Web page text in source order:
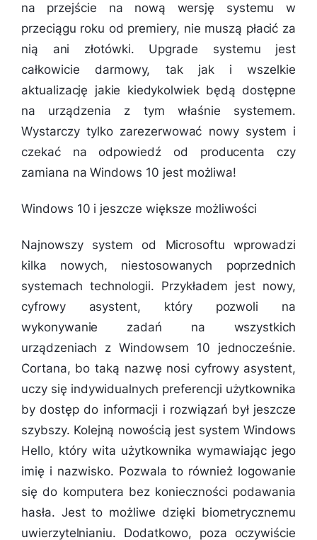
na przejście na nową wersję systemu w
przeciągu roku od premiery, nie muszą płacić za
nią ani złotówki. Upgrade systemu jest
całkowicie darmowy, tak jak i wszelkie
aktualizację jakie kiedykolwiek będą dostępne
na urządzenia z tym właśnie systemem.
Wystarczy tylko zarezerwować nowy system i
czekać na odpowiedź od producenta czy
zamiana na Windows 10 jest możliwa!
Windows 10 i jeszcze większe możliwości
Najnowszy system od Microsoftu wprowadzi
kilka nowych, niestosowanych poprzednich
systemach technologii. Przykładem jest nowy,
cyfrowy asystent, który pozwoli na
wykonywanie zadań na wszystkich
urządzeniach z Windowsem 10 jednocześnie.
Cortana, bo taką nazwę nosi cyfrowy asystent,
uczy się indywidualnych preferencji użytkownika
by dostęp do informacji i rozwiązań był jeszcze
szybszy. Kolejną nowością jest system Windows
Hello, który wita użytkownika wymawiając jego
imię i nazwisko. Pozwala to również logowanie
się do komputera bez konieczności podawania
hasła. Jest to możliwe dzięki biometrycznemu
uwierzytelnianiu. Dodatkowo, poza oczywiście